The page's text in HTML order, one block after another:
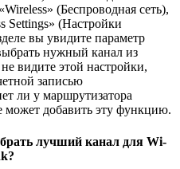
(Беспроводная сеть),
Settings» (Настройки
вы увидите параметр
нужный канал из
видите этой настройки,
записью
ли у маршрутизатора
может добавить эту функцию.
лучший канал для Wi-